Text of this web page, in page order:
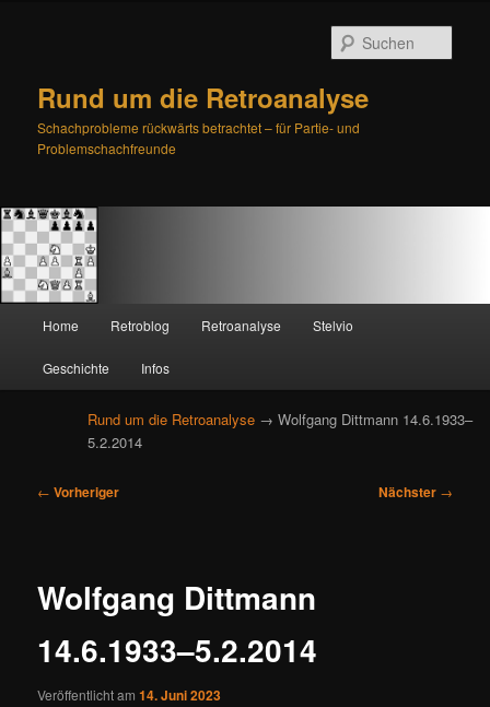
Rund um die Retroanalyse
Schachprobleme rückwärts betrachtet – für Partie- und
Problemschachfreunde
Zum
primären
Inhalt
Zum
sekundären
Inhalt
Home Retroblog Retroanalyse Stelvio
Geschichte Infos
Rund um die Retroanalyse → Wolfgang Dittmann 14.6.1933–
5.2.2014
B
a
s
a
← Vorheriger Nächster →
Wolfgang Dittmann
14.6.1933–5.2.2014
Veröffentlicht am14. Juni 2023